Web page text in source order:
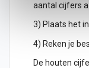
aantal cijfers
3) Plaats het
4) Reken je
De houten